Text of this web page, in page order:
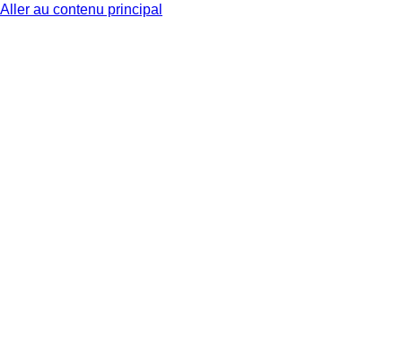
Aller au contenu principal